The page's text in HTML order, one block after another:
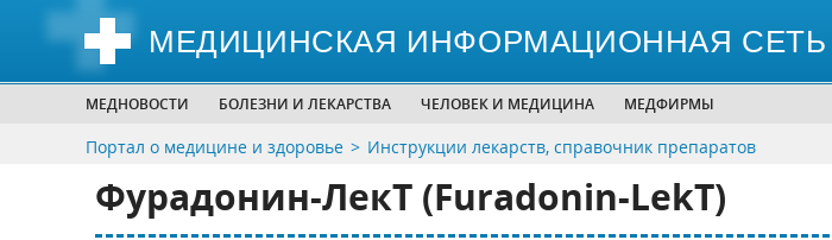
МЕДИЦИНСКАЯ ИНФОРМАЦИОННАЯ СЕТЬ
МЕДНОВОСТИ БОЛЕЗНИ И ЛЕКАРСТВА ЧЕЛОВЕК И МЕДИЦИНА МЕДФИРМЫ
Портал о медицине и здоровье Инструкции лекарств, справочник препаратов
Фурадонин-ЛекТ (Furadonin-LekT)